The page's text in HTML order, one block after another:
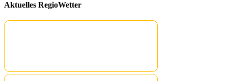
Aktuelles RegioWetter